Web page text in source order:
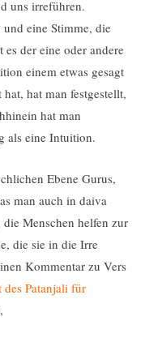
uns irreführen.
eine Stimme, die
es der eine oder andere
einem etwas gesagt
hat man festgestellt,
hat man
als eine Intuition.
Ebene Gurus,
man auch in daiva
Menschen helfen zur
die sie in die Irre
Kommentar zu Vers
des Patanjali für